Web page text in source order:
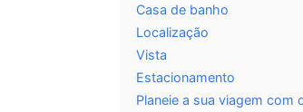
Casa de banho
Localização
Vista
Estacionamento
Planeie a sua viagem